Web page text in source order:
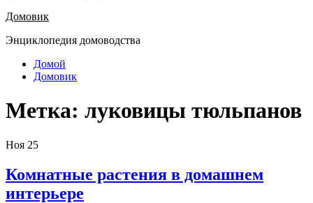
Домовик
Энциклопедия домоводства
Домой
Домовик
Метка: луковицы тюльпанов
Ноя 25
Комнатные растения в домашнем
интерьере